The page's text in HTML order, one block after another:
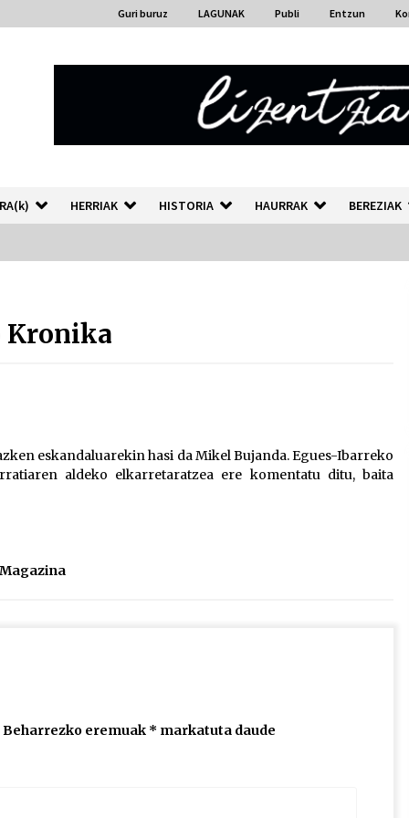
Guri buruz LAGUNAK Publi Entzun
HERRIAK HISTORIA HAURRAK BEREZIAK
Larunbatean Plentziako Itsas
Kronika
eskandaluarekin hasi da Mikel Bujanda. Egues-Ibarreko
aldeko elkarretaratzea ere komentatu ditu, baita
Beharrezko eremuak * markatuta daude